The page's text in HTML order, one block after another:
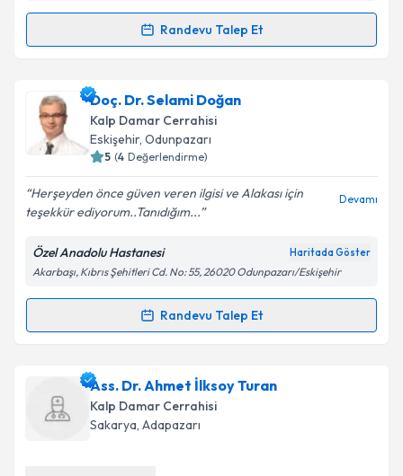
kapsamda işlenmesini kabul ediyorum.
Randevu Talep Et
Randevu Takvimi Talebi
Prof. Dr. Sadettin Dernekiçin randevu takvimi
talebi oluşturun. Size bu uzmandan randevu almanız
için bir takvim hazırlandığında e-posta ile
bilgilendireceğiz.
E-posta Adresiniz
Kişisel verilerimin işlenmesine ilişkinAydınlatma
Metni'ni okudum ve kişisel verilerimin belirtilen
kapsamda işlenmesini kabul ediyorum.
Doç. Dr. Selami Doğan
Kalp Damar Cerrahisi
Eskişehir, Odunpazarı
5 (4 Değerlendirme)
Herşeyden önce güven veren ilgisi ve Alakası için
teşekkür ediyorum..Tanıdığım...
Devamı
Özel Anadolu Hastanesi Haritada Göster
Akarbaşı, Kıbrıs Şehitleri Cd. No: 55, 26020 Odunpazarı/Eskişehir
Randevu Talep Et
Randevu Takvimi Talebi
Doç. Dr. Selami Doğaniçin randevu takvimi talebi
oluşturun. Size bu uzmandan randevu almanız için bir
takvim hazırlandığında e-posta ile bilgilendireceğiz.
Ass. Dr. Ahmet İlksoy Turan
Kalp Damar Cerrahisi
Sakarya, Adapazarı